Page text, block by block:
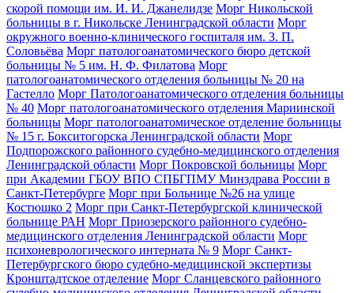
скорой помощи им. И. И. Джанелидзе Морг Никольской
больницы в г. Никольске Ленинградской области Морг
окружного военно-клинического госпиталя им. З. П.
Соловьёва Морг патологоанатомического бюро детской
больницы № 5 им. Н. Ф. Филатова Морг
патологоанатомического отделения больницы № 20 на
Гастелло Морг Патологоанатомического отделения больницы
№ 40 Морг патологоанатомического отделения Мариинской
больницы Морг патологоанатомическое отделение больницы
№ 15 г. Бокситогорска Ленинградской области Морг
Подпорожского районного судебно-медицинского отделения
Ленинградской области Морг Покровской больницы Морг
при Академии ГБОУ ВПО СПБГПМУ Минздрава России в
Санкт-Петербурге Морг при Больнице №26 на улице
Костюшко 2 Морг при Санкт-Петербургской клинической
больнице РАН Морг Приозерского районного судебно-
медицинского отделения Ленинградской области Морг
психоневрологического интерната № 9 Морг Санкт-
Петербургского бюро судебно-медицинской экспертизы
Кронштадтское отделение Морг Сланцевского районного